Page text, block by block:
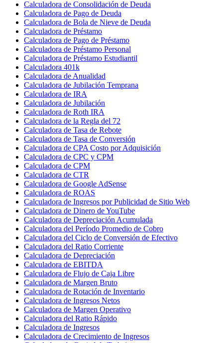
Calculadora de Consolidación de Deuda
Calculadora de Pago de Deuda
Calculadora de Bola de Nieve de Deuda
Calculadora de Préstamo
Calculadora de Pago de Préstamo
Calculadora de Préstamo Personal
Calculadora de Préstamo Estudiantil
Calculadora 401k
Calculadora de Anualidad
Calculadora de Jubilación Temprana
Calculadora de IRA
Calculadora de Jubilación
Calculadora de Roth IRA
Calculadora de la Regla del 72
Calculadora de Tasa de Rebote
Calculadora de Tasa de Conversión
Calculadora de CPA Costo por Adquisición
Calculadora de CPC y CPM
Calculadora de CPM
Calculadora de CTR
Calculadora de Google AdSense
Calculadora de ROAS
Calculadora de Ingresos por Publicidad de Sitio Web
Calculadora de Dinero de YouTube
Calculadora de Depreciación Acumulada
Calculadora del Período Promedio de Cobro
Calculadora del Ciclo de Conversión de Efectivo
Calculadora del Ratio Corriente
Calculadora de Depreciación
Calculadora de EBITDA
Calculadora de Flujo de Caja Libre
Calculadora de Margen Bruto
Calculadora de Rotación de Inventario
Calculadora de Ingresos Netos
Calculadora de Margen Operativo
Calculadora del Ratio Rápido
Calculadora de Ingresos
Calculadora de Crecimiento de Ingresos